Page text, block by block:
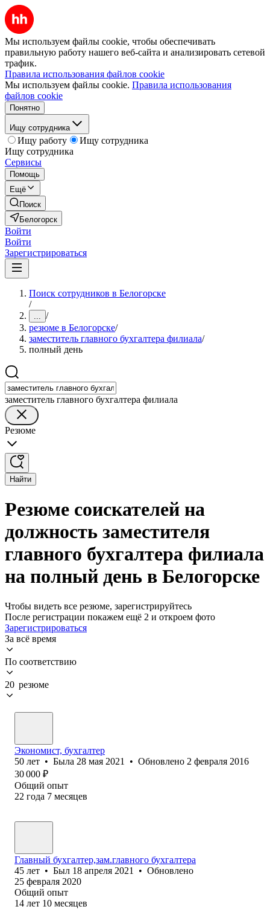
Мы используем файлы cookie, чтобы обеспечивать
правильную работу нашего веб-сайта и анализировать сетевой
трафик.
Правила использования файлов cookie
Мы используем файлы cookie. Правила использования
файлов cookie
Понятно
Ищу сотрудника
Ищу работу
Ищу сотрудника
Ищу сотрудника
Сервисы
Помощь
Ещё
Поиск
Белогорск
Войти
Войти
Зарегистрироваться
Поиск сотрудников в Белогорске
/
... /
резюме в Белогорске/
заместитель главного бухгалтера филиала/
полный день
заместитель главного бухгалтера филиала
Резюме
Найти
Резюме соискателей на
должность заместителя
главного бухгалтера филиала
на полный день в Белогорске
Чтобы видеть все резюме, зарегистрируйтесь
После регистрации покажем ещё 2 и откроем фото
Зарегистрироваться
За всё время
По соответствию
20 резюме
Экономист, бухгалтер
50 лет • Была 28 мая 2021 • Обновлено 2 февраля 2016
30 000 ₽
Общий опыт
22 года 7 месяцев
Главный бухгалтер,зам.главного бухгалтера
45 лет • Был 18 апреля 2021 • Обновлено
25 февраля 2020
Общий опыт
14 лет 10 месяцев